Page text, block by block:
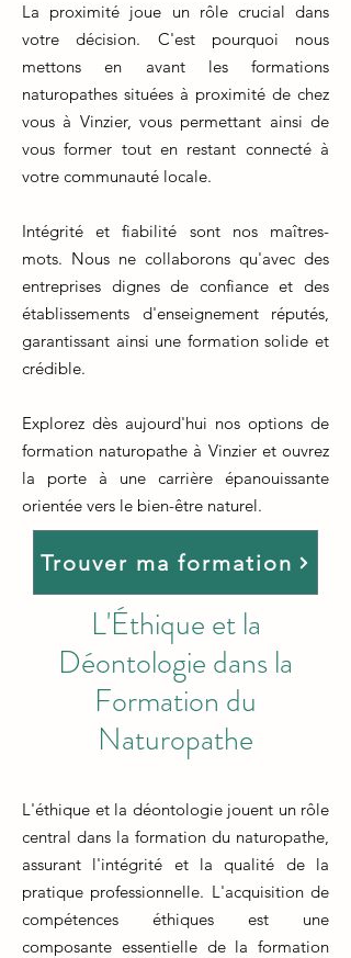
La proximité joue un rôle crucial dans
votre décision. C'est pourquoi nous
mettons en avant les formations
naturopathes situées à proximité de chez
vous à Vinzier, vous permettant ainsi de
vous former tout en restant connecté à
votre communauté locale.
Intégrité et fiabilité sont nos maîtres-
mots. Nous ne collaborons qu'avec des
entreprises dignes de confiance et des
établissements d'enseignement réputés,
garantissant ainsi une formation solide et
crédible.
Explorez dès aujourd'hui nos options de
formation naturopathe à Vinzier et ouvrez
la porte à une carrière épanouissante
orientée vers le bien-être naturel.
Trouver ma formation
L'Éthique et la
Déontologie dans la
Formation du
Naturopathe
L'éthique et la déontologie jouent un rôle
central dans la formation du naturopathe,
assurant l'intégrité et la qualité de la
pratique professionnelle. L'acquisition de
compétences éthiques est une
composante essentielle de la formation